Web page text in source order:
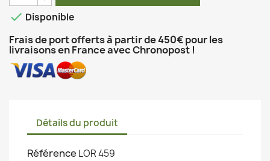
 Disponible
Frais de port offerts à partir de 450€ pour les
livraisons en France avec Chronopost !
Détails du produit
Référence LOR 459